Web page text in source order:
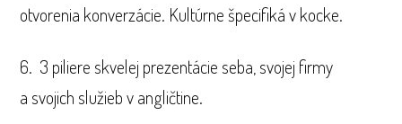
otvorenia konverzácie. Kultúrne špecifiká v kocke.
6. 3 piliere skvelej prezentácie seba, svojej firmy
a svojich služieb v angličtine.